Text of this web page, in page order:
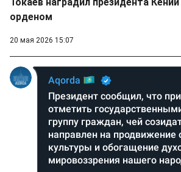
орденом
20 мая 2026 15:07